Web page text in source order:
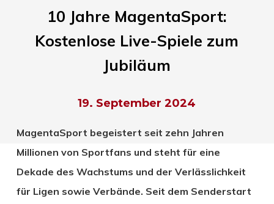
10 Jahre MagentaSport:
Kostenlose Live-Spiele zum
Jubiläum
19. September 2024
MagentaSport begeistert seit zehn Jahren
Millionen von Sportfans und steht für eine
Dekade des Wachstums und der Verlässlichkeit
für Ligen sowie Verbände. Seit dem Senderstart